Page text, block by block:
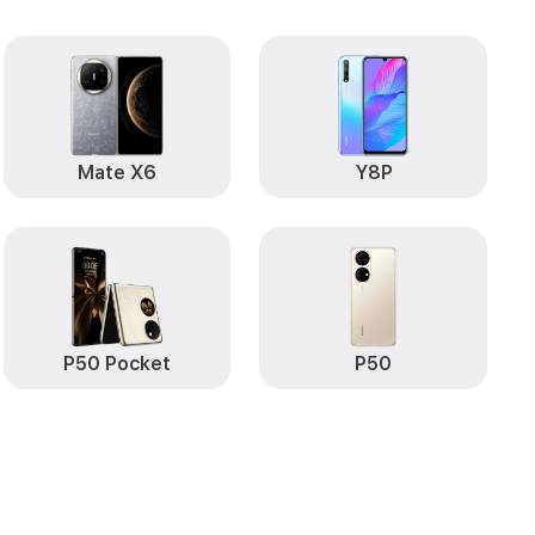
Заказать
Huawei Заказать
Huawei Заказать
50 Pro
Huawei
Mate X6 Y8P
P50 Pocket P50